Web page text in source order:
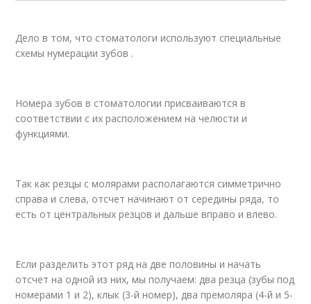
Дело в том, что стоматологи используют специальные
схемы нумерации зубов .
Номера зубов в стоматологии присваиваются в
соответствии с их расположением на челюсти и
функциями.
Так как резцы с молярами располагаются симметрично
справа и слева, отсчет начинают от середины ряда, то
есть от центральных резцов и дальше вправо и влево.
Если разделить этот ряд на две половины и начать
отсчет на одной из них, мы получаем: два резца (зубы под
номерами 1 и 2), клык (3-й номер), два премоляра (4-й и 5-